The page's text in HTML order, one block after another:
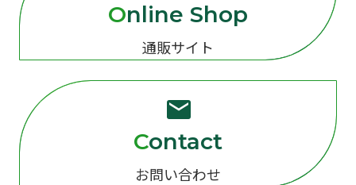
Online Shop
通販サイト
Contact
お問い合わせ